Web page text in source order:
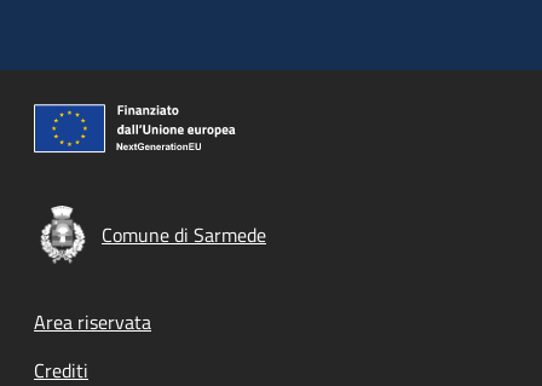
Comune di Sarmede
Footer menu
Area riservata
Crediti